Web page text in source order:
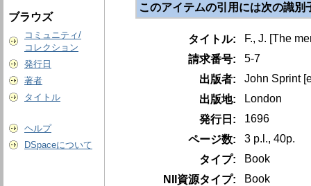
ブラウズ
コミュニティ/
コレクション
発行日
著者
タイトル
ヘルプ
DSpaceについて
このアイテムの引用には次の識
タイトル:
F., J. [The
請求番号:
5-7
出版者:
John Sprint
出版地:
London
発行日:
1696
ページ数:
3 p.l., 40p.
タイプ:
Book
NII資源タイプ:
Book